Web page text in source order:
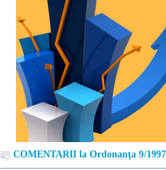
COMENTARII la Ordonanţa 9/1997